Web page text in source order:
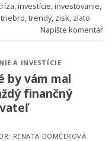
,investície,investovanie,
,trendy, zisk, zlato
Napíšte komentár
A INVESTÍCIE
by vám mal
finančný
RENATA DOMČEKOVÁ